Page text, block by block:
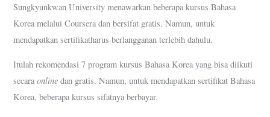
Sungkyunkwan University menawarkan beberapa kursus Bahasa
Korea melalui Coursera dan bersifat gratis. Namun, untuk
mendapatkan sertifikatharus berlangganan terlebih dahulu.
Itulah rekomendasi 7 program kursus Bahasa Korea yang bisa diikuti
secaraonline dan gratis. Namun, untuk mendapatkan sertifikat Bahasa
Korea, beberapa kursus sifatnya berbayar.